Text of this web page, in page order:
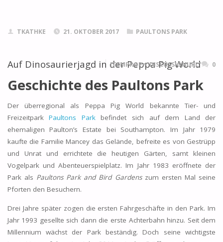
TKATHKE 21. OKTOBER 2017 PAULTONS PARK
Auf Dinosaurierjagd in der Peppa Pig World
ITEMPROP="DISCUSSIONURL" 0
Geschichte des Paultons Park
Der überregional als Peppa Pig World bekannte Tier- und
FreizeitparkPaultons Parkbefindet sich auf dem Land der
ehemaligen Paulton’s Estate bei Southampton. Im Jahr 1979
kaufte die Familie Mancey das Gelände, befreite es von Gestrüpp
und Unrat und errichtete die heutigen Gärten, samt kleinen
Vogelpark und Abenteuerspielplatz. Im Jahr 1983 eröffnete der
Park als Paultons Park and Bird Gardenszum ersten Mal seine
Pforten den Besuchern.
Drei Jahre später zogen die ersten Fahrgeschäfte in den Park. Im
Jahr 1993 gesellte sich dann die erste Achterbahn hinzu. Seit dem
Millennium wächst der Park beständig. Doch seine wichtigste